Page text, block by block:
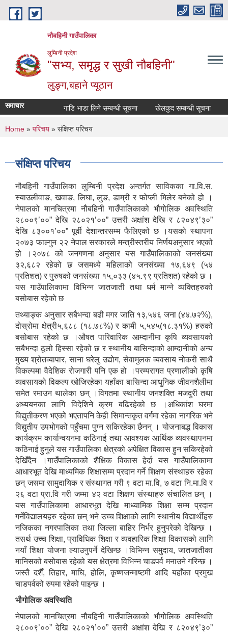
Skip to main content
नौबहिनी गाउँपालिका
लुम्बिनी प्रदेश
"सभ्य, समृद्ध र सुखी नौबहिनी"
लुङ्ग,बहाने प्यूठान
समाचार गाडि भाडा लिने सम्बन्धी सूचना खेलकुद सम्बन्धी सूचना
You are here
Home » परिचय » संक्षिप्त परिचय
संक्षिप्त परिचय
नौबहिनी गाउँपालिका लुम्बिनी प्रदेश अन्तर्गत साविकका गा.वि.स.
स्याउलीवाङ, खवाङ, लिघा, लुङ, डाम्री र फोप्ली मिलेर बनेको हो ।
नेपालको मानचित्रमा नौबहिनी गाउँपालिकाको भौगोलिक अवस्थिति
२८००९’००” देखि २८०२१’००” उत्तरी अक्षांश देखि र ८२०४९’३०”
देखि ८३००१’००” पूर्वी देशान्तरसम्म फैलिएको छ ।यसको स्थापना
२०७३ फाल्गुन २२ नेपाल सरकारले मन्त्रीस्तरीय निर्णयअनुसार भएको
हो ।२०७८ को जनगणना अनुसार यस गाउँपालिकाको जनसंख्या
३२,६८२ रहेको छ जसमध्ये महिलाको जनसंख्या १७,६४९ (५४
प्रतिशत) र पुरुषको जनसंख्या १५,०३३ (४५.९९ प्रतिशत) रहेको छ ।
यस गाउँपालिकामा विभिन्न जातजाती तथा धर्म मान्ने व्यक्तिहरुको
बसोबास रहेको छ
तथ्याङ्क अनुसार सबैभन्दा बढी मगर जाति १३,५४६ जना (४४.७२%),
दोस्रोमा क्षेत्री५,६८८ (१८.७८%) र कामी ५,५४५(१८.३१%) हरुको
बसोबास रहेको छ ।औषत पारिवारिक आम्दानीमा कृषि व्यवसायको
सबैभन्दा ठूलो हिस्सा रहेको छ र स्थानीय बासिन्दाको आम्दानीको अन्य
मुख्य श्रोतव्यापार, साना घरेलु उद्योग, सेवामुलक व्यवसाय नोकरी साथै
विकल्पमा वैदेशिक रोजगारी पनि एक हो ।परम्परागत प्रणालीको कृषि
व्यवसायको विकल्प खोजिरहेका यहाँका बासिन्दा आधुनिक जीवनशैलीमा
समेत रमाउन थालेका छन् ।विगतमा स्थानीय जनशक्ति मजदुरी तथा
अध्ययनका लागि विदेशिने क्रम बढिरहेको छ ।अधिकांश घरमा
विद्युतीकरण भएको भएतापनि केही सिमान्तकृत वर्गमा रहेका नागरिक भने
विद्युतीय उपभोगको पहुँचमा पुग्न सकिरहेका छैनन् । योजनाबद्ध विकास
कार्यक्रम कार्यान्वयनमा कठिनाई तथा आवश्यक आर्थिक व्यवस्थापनमा
कठिनाई हुनुले यस गाउँपालिका क्षेत्रको अपेक्षित विकास हुन सकिरहेको
देखिँदैन ।गाउँपालिकाको शैक्षिक विकास हेर्दा यस गाउँपालिकामा
आधारभूत देखि माध्यमिक शिक्षासम्म प्रदान गर्ने शिक्षण संस्थाहरु रहेका
छन् जसमा सामुदायिक र संस्थागत गरी ९ वटा मा.वि, ७ वटा नि.मा.वि र
२६ वटा प्रा.वि गरी जम्मा ४२ वटा शिक्षण संस्थाहरु संचालित छन् ।
यस गाउँपालिकामा आधारभूत देखि माध्यामिक शिक्षा सम्म प्रदान
गर्नेविद्यालयहरु रहेका छन् भने उच्च शिक्षाको लागि स्थानीय विद्यार्थीहरु
नजिकका नगरपालिका तथा जिल्ला बाहिर निर्भर हुनुपरेको देखिन्छ ।
तसर्थ उच्च शिक्षा, प्राविधिक शिक्षा र व्यवहारिक शिक्षा विकासको लागि
नयाँ शिक्षा योजना ल्याउनुपर्ने देखिन्छ ।विभिन्न समुदाय, जातजातीका
मानिसको बसोबास रहेको यस क्षेत्रमा विभिन्न चाडपर्व मनाउने गरिन्छ ।
जस्तै दशैँ, तिहार, माघि, होलि, कृष्णजन्माष्टमी आदि यहाँका प्रमुख
चाडपर्वको रुपमा रहेको पाइन्छ ।
भौगोलिक अवस्थिति
नेपालको मानचित्रमा नौबहिनी गाउँपालिकाको भौगोलिक अवस्थिति
२८००९’००” देखि २८०२१’००” उत्तरी अक्षांश देखि र ८२०४९’३०”